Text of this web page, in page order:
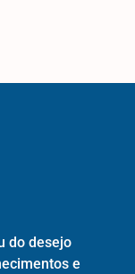
do desejo
e